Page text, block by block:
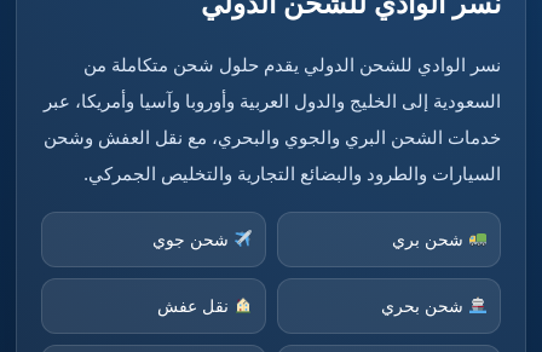
نسر الوادي للشحن الدولي يقدم حلول شحن متكاملة من
السعودية إلى الخليج والدول العربية وأوروبا وآسيا وأمريكا، عبر
خدمات الشحن البري والجوي والبحري، مع نقل العفش وشحن
السيارات والطرود والبضائع التجارية والتخليص الجمركي.
شحن بري شحن جوي
شحن بحري نقل عفش